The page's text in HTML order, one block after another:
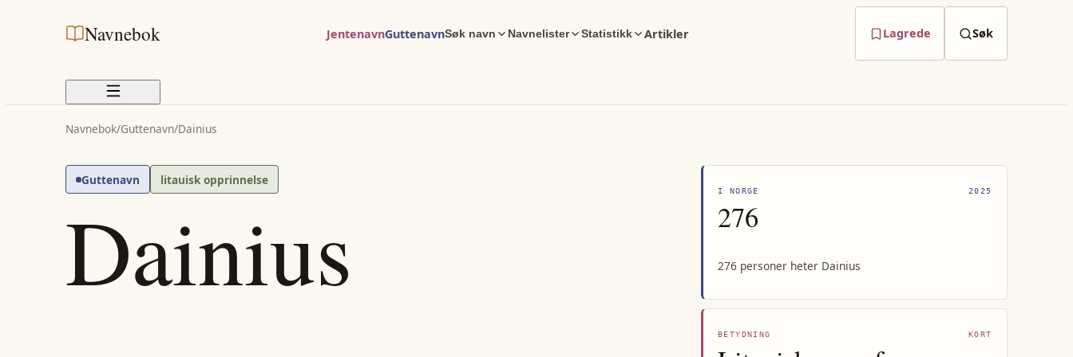
Navnebok JentenavnGuttenavnSøk navn Navnelister Statistikk Artikler Lagrede Søk
Navnebok/Guttenavn/Dainius
Guttenavn litauisk opprinnelse
Dainius I NORGE 2025
276
276 personer heter Dainius
BETYDNING KORT